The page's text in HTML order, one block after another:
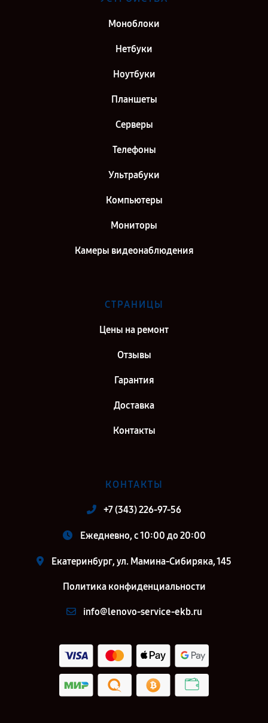
Моноблоки
Нетбуки
Ноутбуки
Планшеты
Серверы
Телефоны
Ультрабуки
Компьютеры
Мониторы
Камеры видеонаблюдения
СТРАНИЦЫ
Цены на ремонт
Отзывы
Гарантия
Доставка
Контакты
КОНТАКТЫ
+7 (343) 226-97-56
Ежедневно, с 10:00 до 20:00
Екатеринбург, ул. Мамина-Сибиряка, 145
Политика конфиденциальности
info@lenovo-service-ekb.ru